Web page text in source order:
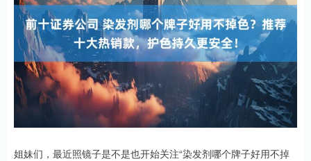
姐妹们，最近照镜子是不是也开始关注“染发剂哪个牌子好用不掉